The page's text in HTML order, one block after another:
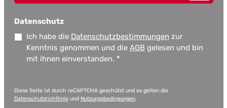
Datenschutz
Ich habe die Datenschutzbestimmungen zur
Kenntnis genommen und die AGB gelesen und bin
mit ihnen einverstanden. *
Diese Seite ist durch reCAPTCHA geschützt und es gelten die
Datenschutzrichtlinieund Nutzungsbedingungen.